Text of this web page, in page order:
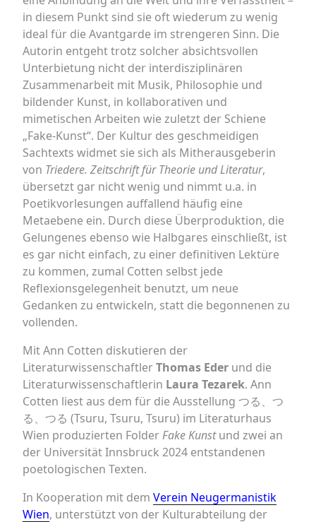
in diesem Punkt sind sie oft wiederum zu wenig
ideal für die Avantgarde im strengeren Sinn. Die
Autorin entgeht trotz solcher absichtsvollen
Unterbietung nicht der interdisziplinären
Zusammenarbeit mit Musik, Philosophie und
bildender Kunst, in kollaborativen und
mimetischen Arbeiten wie zuletzt der Schiene
„Fake-Kunst“. Der Kultur des geschmeidigen
Sachtexts widmet sie sich als Mitherausgeberin
von Triedere. Zeitschrift für Theorie und Literatur,
übersetzt gar nicht wenig und nimmt u.a. in
Poetikvorlesungen auffallend häufig eine
Metaebene ein. Durch diese Überproduktion, die
Gelungenes ebenso wie Halbgares einschließt, ist
es gar nicht einfach, zu einer definitiven Lektüre
zu kommen, zumal Cotten selbst jede
Reflexionsgelegenheit benutzt, um neue
Gedanken zu entwickeln, statt die begonnenen zu
vollenden.
Mit Ann Cotten diskutieren der
LiteraturwissenschaftlerThomas Eder und die
Literaturwissenschaftlerin Laura Tezarek. Ann
Cotten liest aus dem für die Ausstellung つる、つ
る、つる (Tsuru, Tsuru, Tsuru) im Literaturhaus
Wien produzierten FolderFake Kunstund zwei an
der Universität Innsbruck 2024 entstandenen
poetologischen Texten.
In Kooperation mit dem Verein Neugermanistik
Wien, unterstützt von der Kulturabteilung der